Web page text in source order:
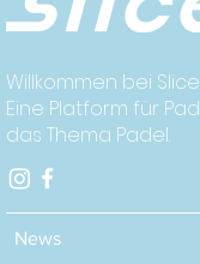
willkommen!
Willkommen bei
Eine Platform für
das Thema Padel.
News